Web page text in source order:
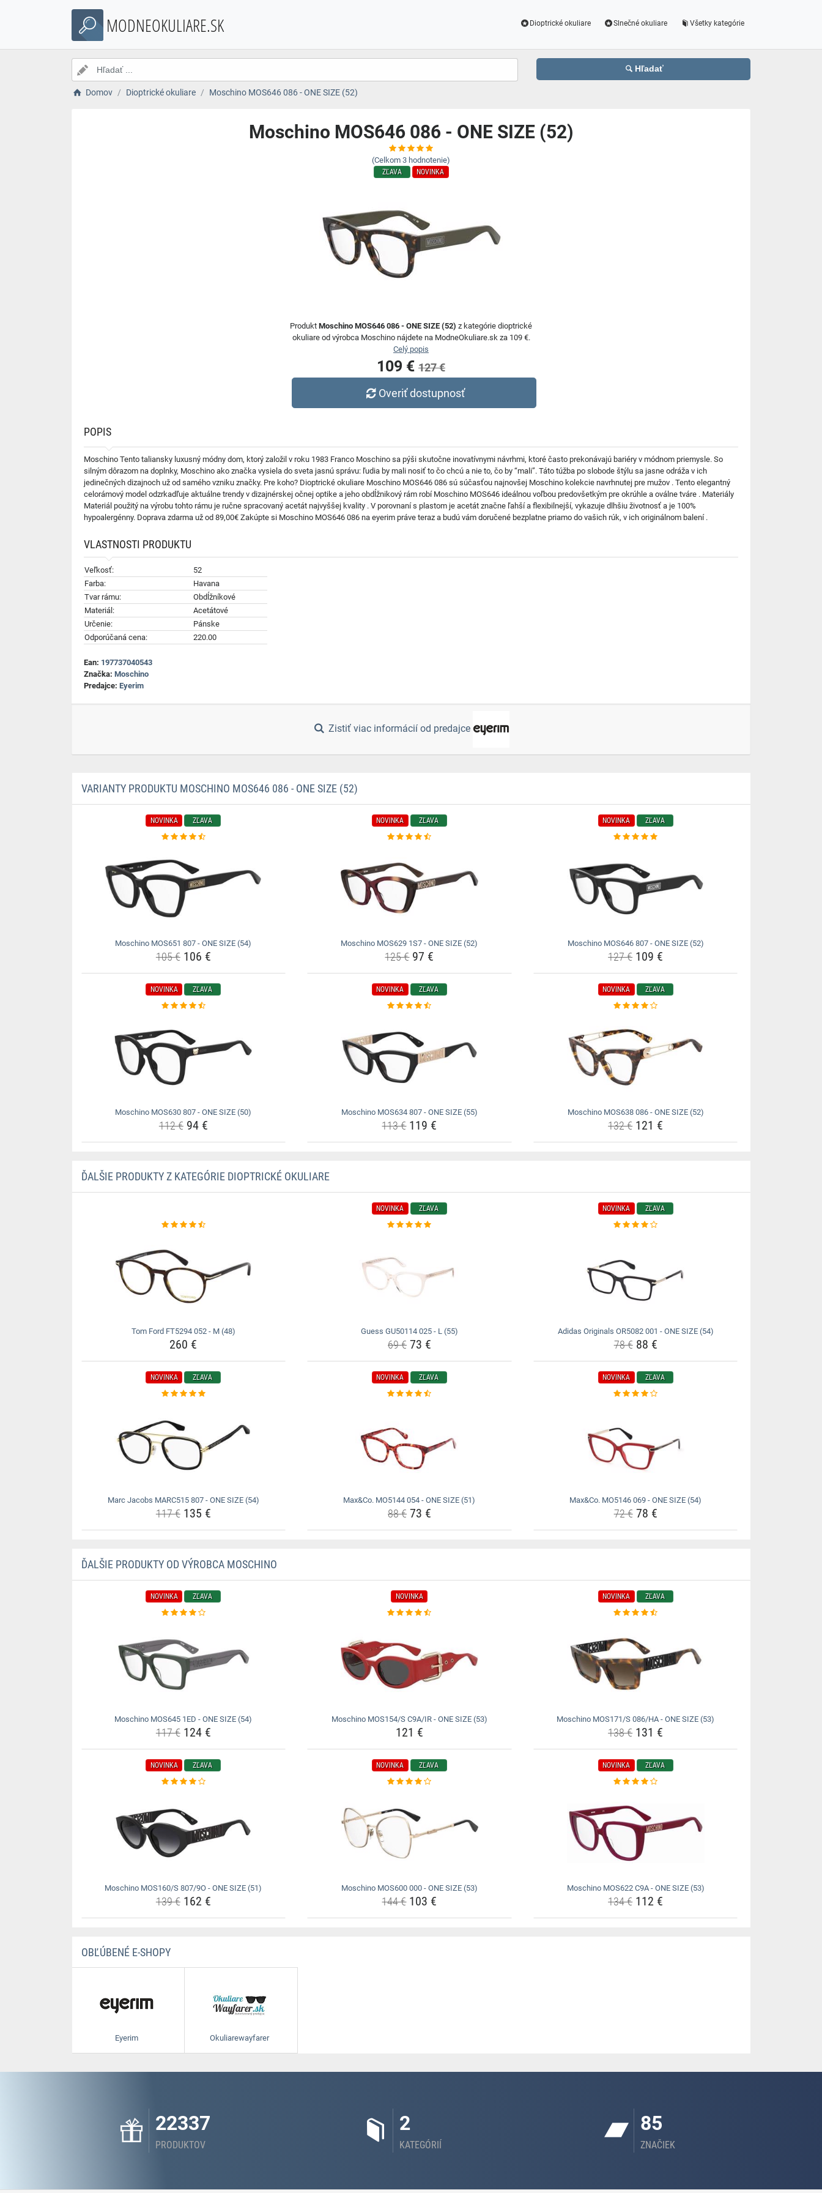
MODNEOKULIARE.SK Dioptrické okuliare Slnečné okuliare Všetky kategórie
Hľadať
Domov Dioptrické okuliare Moschino MOS646 086 - ONE SIZE (52)
Moschino MOS646 086 - ONE SIZE (52)
(Celkom 3 hodnotenie)
ZĽAVA NOVINKA
Produkt Moschino MOS646 086 - ONE SIZE (52) z kategórie dioptrické
okuliare od výrobca Moschino nájdete na ModneOkuliare.sk za 109 €.
Celý popis
109 € 127 €
Overiť dostupnosť
POPIS
Moschino Tento taliansky luxusný módny dom, ktorý založil v roku 1983 Franco Moschino sa pýši skutočne inovatívnymi návrhmi, ktoré často prekonávajú bariéry v módnom priemysle. So
silným dôrazom na doplnky, Moschino ako značka vysiela do sveta jasnú správu: ľudia by mali nosiť to čo chcú a nie to, čo by “mali”. Táto túžba po slobode štýlu sa jasne odráža v ich
jedinečných dizajnoch už od samého vzniku značky. Pre koho? Dioptrické okuliare Moschino MOS646 086 sú súčasťou najnovšej Moschino kolekcie navrhnutej pre mužov . Tento elegantný
celorámový model odzrkadľuje aktuálne trendy v dizajnérskej očnej optike a jeho obdĺžnikový rám robí Moschino MOS646 ideálnou voľbou predovšetkým pre okrúhle a oválne tváre . Materiály
Materiál použitý na výrobu tohto rámu je ručne spracovaný acetát najvyššej kvality . V porovnaní s plastom je acetát značne ľahší a flexibilnejší, vykazuje dlhšiu životnosť a je 100%
hypoalergénny. Doprava zdarma už od 89,00€ Zakúpte si Moschino MOS646 086 na eyerim práve teraz a budú vám doručené bezplatne priamo do vašich rúk, v ich originálnom balení .
VLASTNOSTI PRODUKTU
Veľkosť:
52
Farba:
Havana
Tvar rámu:
Obdĺžníkové
Materiál:
Acetátové
Určenie:
Pánske
Odporúčaná cena:
220.00
Ean: 197737040543
Značka: Moschino
Predajce: Eyerim
Zistiť viac informácií od predajce
VARIANTY PRODUKTU MOSCHINO MOS646 086 - ONE SIZE (52)
NOVINKA ZĽAVA
Moschino MOS651 807 - ONE SIZE (54)
105 €106 €
NOVINKA ZĽAVA
Moschino MOS629 1S7 - ONE SIZE (52)
125 €97 €
NOVINKA ZĽAVA
Moschino MOS646 807 - ONE SIZE (52)
127 € 109 €
NOVINKA ZĽAVA
Moschino MOS630 807 - ONE SIZE (50)
112 €94 €
NOVINKA ZĽAVA
Moschino MOS634 807 - ONE SIZE (55)
113 €119 €
NOVINKA ZĽAVA
Moschino MOS638 086 - ONE SIZE (52)
132 € 121 €
ĎALŠIE PRODUKTY Z KATEGÓRIE DIOPTRICKÉ OKULIARE
Tom Ford FT5294 052 - M (48)
260 €
NOVINKA ZĽAVA
Guess GU50114 025 - L (55)
69 €73 €
NOVINKA ZĽAVA
Adidas Originals OR5082 001 - ONE SIZE (54)
78 €88 €
NOVINKA ZĽAVA
Marc Jacobs MARC515 807 - ONE SIZE (54)
117 €135 €
NOVINKA ZĽAVA
Max&Co. MO5144 054 - ONE SIZE (51)
88 €73 €
NOVINKA ZĽAVA
Max&Co. MO5146 069 - ONE SIZE (54)
72 €78 €
ĎALŠIE PRODUKTY OD VÝROBCA MOSCHINO
NOVINKA ZĽAVA
Moschino MOS645 1ED - ONE SIZE (54)
117 €124 €
NOVINKA
Moschino MOS154/S C9A/IR - ONE SIZE (53)
121 €
NOVINKA ZĽAVA
Moschino MOS171/S 086/HA - ONE SIZE (53)
138 € 131 €
NOVINKA ZĽAVA
Moschino MOS160/S 807/9O - ONE SIZE (51)
139 €162 €
NOVINKA ZĽAVA
Moschino MOS600 000 - ONE SIZE (53)
144 €103 €
NOVINKA ZĽAVA
Moschino MOS622 C9A - ONE SIZE (53)
134 € 112 €
OBĽÚBENÉ E-SHOPY
Eyerim Okuliarewayfarer
22337
PRODUKTOV
2
KATEGÓRIÍ
85
ZNAČIEK